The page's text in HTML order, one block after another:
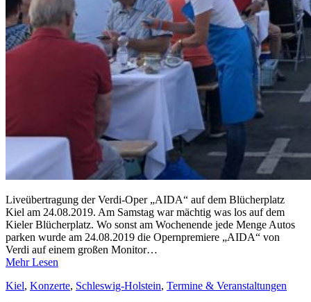
Liveübertragung der Verdi-Oper „AIDA“ auf dem Blücherplatz
Kiel am 24.08.2019. Am Samstag war mächtig was los auf dem
Kieler Blücherplatz. Wo sonst am Wochenende jede Menge Autos
parken wurde am 24.08.2019 die Opernpremiere „AIDA“ von
Verdi auf einem großen Monitor…
Mehr Lesen
Kiel, Konzerte, Schleswig-Holstein, Termine & Veranstaltungen